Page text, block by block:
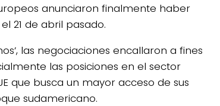
anunciaron finalmente haber
21 de abril pasado.
las negociaciones encallaron a fines
las posiciones en el sector
que busca un mayor acceso de sus
sudamericano.